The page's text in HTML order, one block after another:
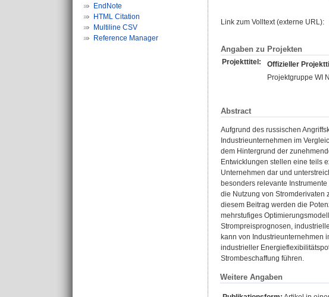
EndNote
HTML Citation
Multiline CSV
Reference Manager
Link zum Volltext (externe URL):
Angaben zu Projekten
Projekttitel: Offizieller
Projektgruppe WI
Abstract
Aufgrund des russischen
Industrieunternehmen im
dem Hintergrund der
Entwicklungen stellen eine teils
Unternehmen dar und
besonders relevante
die Nutzung von Stromderivaten
diesem Beitrag werden die
mehrstufiges
Strompreisprognosen,
kann von Industrieunternehmen
industrieller
Strombeschaffung führen.
Weitere Angaben